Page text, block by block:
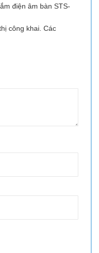
điện âm bàn STS-
công khai. Các